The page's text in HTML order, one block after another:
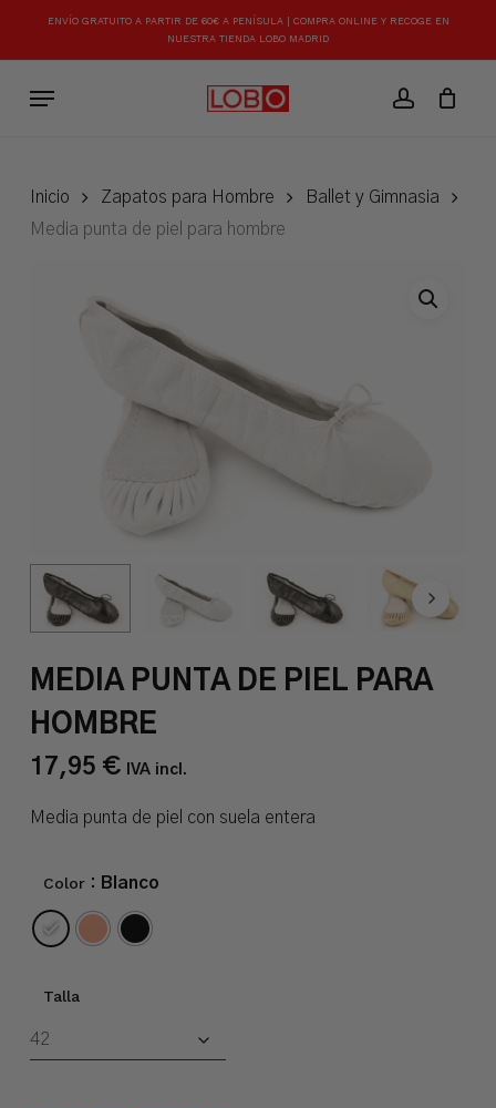
content
ENVÍO GRATUITO A PARTIR DE 60€ A PENÍSULA | COMPRA ONLINE Y RECOGE EN
NUESTRA TIENDA LOBO MADRID
account
Menu
Carrito Cart
Inicio Zapatos para Hombre
Ballet y Gimnasia
Media punta de piel para hombre
MEDIA PUNTA DE PIEL PARA
HOMBRE
17,95 € IVA incl.
Media punta de piel con suela entera
Color : Blanco
Talla